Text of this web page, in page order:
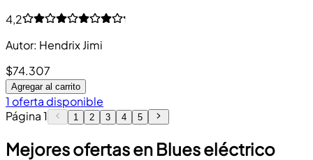
4,2
Autor: Hendrix Jimi
$74.307
Agregar al carrito
1 oferta disponible
Página1 1 2 3 4 5
Mejores ofertas en Blues eléctrico